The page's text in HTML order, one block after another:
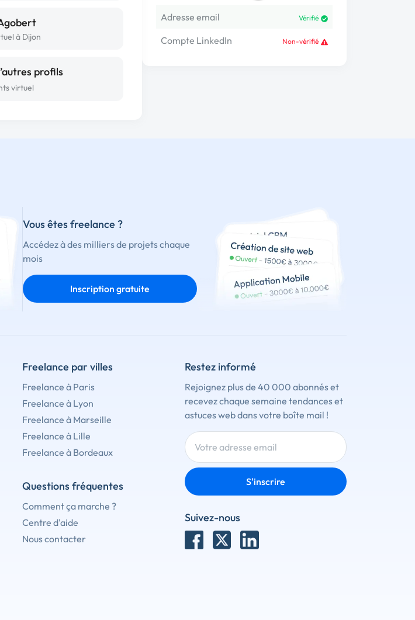
Adresse email Vérifié
Compte LinkedIn Non-vérifié
à Dijon
profils
virtuel
Vous êtes freelance ?
Accédez à des milliers de projets chaque
mois
Inscription gratuite
Freelance par villes
Freelance à Paris
Freelance à Lyon
Freelance à Marseille
Freelance à Lille
Freelance à Bordeaux
Questions fréquentes
Comment ça marche ?
Centre d'aide
Nous contacter
Restez informé
Rejoignez plus de 40 000 abonnés et
recevez chaque semaine tendances et
astuces web dans votre boîte mail !
S'inscrire
Suivez-nous